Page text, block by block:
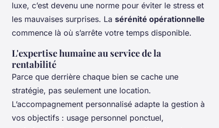
luxe, c’est devenu une norme pour éviter le stress et
les mauvaises surprises. La sérénité opérationnelle
commence là où s’arrête votre temps disponible.
L'expertise humaine au service de la
rentabilité
Parce que derrière chaque bien se cache une
stratégie, pas seulement une location.
L’accompagnement personnalisé adapte la gestion à
vos objectifs : usage personnel ponctuel,